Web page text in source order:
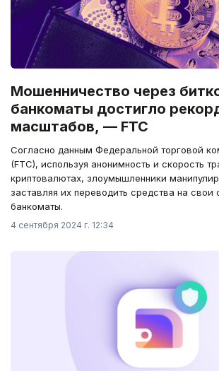
Мошенничество через
банкоматы достигло
масштабов, — FTC
Согласно данным Федеральной торговой
(FTC), используя анонимность и скорость
криптовалютах, злоумышленники
заставляя их переводить средства на свои
банкоматы.
4 сентября 2024 г. 12:34